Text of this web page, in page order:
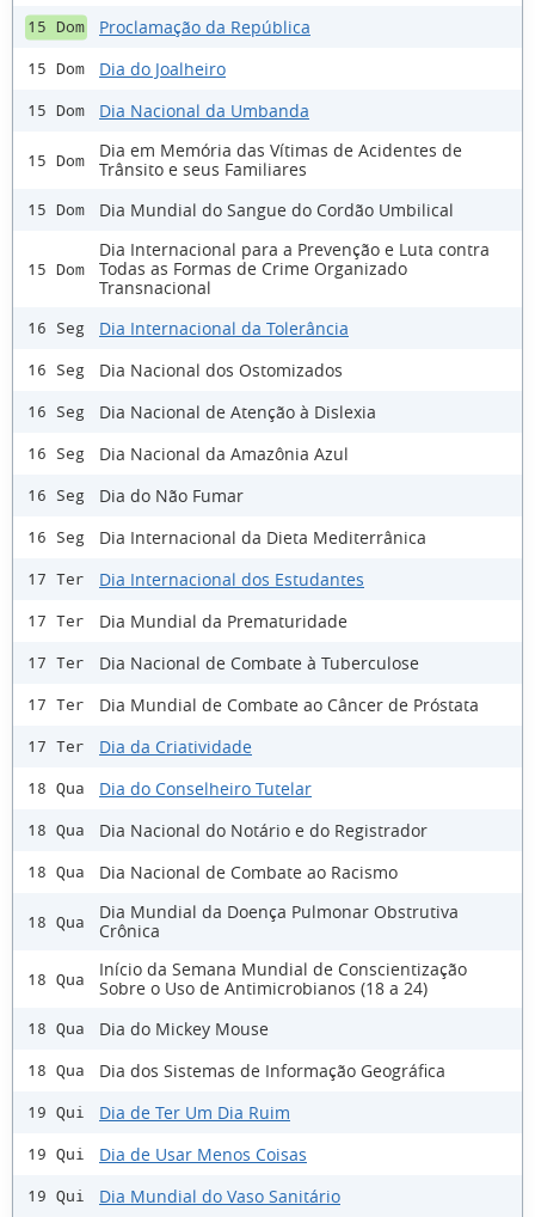
15 Dom Proclamação da República
15 Dom Dia do Joalheiro
15 Dom Dia Nacional da Umbanda
15 Dom
Dia em Memória das Vítimas de Acidentes de
Trânsito e seus Familiares
15 Dom Dia Mundial do Sangue do Cordão Umbilical
15 Dom
Dia Internacional para a Prevenção e Luta contra
Todas as Formas de Crime Organizado
Transnacional
16 Seg Dia Internacional da Tolerância
16 Seg Dia Nacional dos Ostomizados
16 Seg Dia Nacional de Atenção à Dislexia
16 Seg Dia Nacional da Amazônia Azul
16 Seg Dia do Não Fumar
16 Seg Dia Internacional da Dieta Mediterrânica
17 Ter Dia Internacional dos Estudantes
17 Ter Dia Mundial da Prematuridade
17 Ter Dia Nacional de Combate à Tuberculose
17 Ter Dia Mundial de Combate ao Câncer de Próstata
17 Ter Dia da Criatividade
18 Qua Dia do Conselheiro Tutelar
18 Qua Dia Nacional do Notário e do Registrador
18 Qua Dia Nacional de Combate ao Racismo
18 Qua
Dia Mundial da Doença Pulmonar Obstrutiva
Crônica
18 Qua
Início da Semana Mundial de Conscientização
Sobre o Uso de Antimicrobianos (18 a 24)
18 Qua Dia do Mickey Mouse
18 Qua Dia dos Sistemas de Informação Geográfica
19 Qui Dia de Ter Um Dia Ruim
19 Qui Dia de Usar Menos Coisas
19 Qui Dia Mundial do Vaso Sanitário